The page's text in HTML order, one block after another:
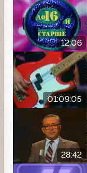
12:06
01:09:05
28:42